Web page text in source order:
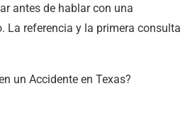
antes de hablar con una
La referencia y la primera consulta
un Accidente en Texas?